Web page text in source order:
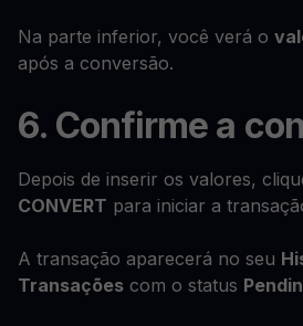
Na parte inferior, você verá o
após a conversão.
6. Confirme a
Depois de inserir os valores,
CONVERT para iniciar a
A transação aparecerá no seu
Transações com o status